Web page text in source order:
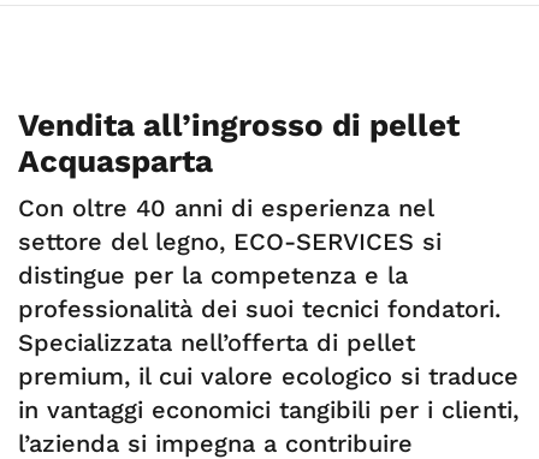
Vendita all’ingrosso di pellet
Acquasparta
Con oltre 40 anni di esperienza nel
settore del legno, ECO-SERVICES si
distingue per la competenza e la
professionalità dei suoi tecnici fondatori.
Specializzata nell’offerta di pellet
premium, il cui valore ecologico si traduce
in vantaggi economici tangibili per i clienti,
l’azienda si impegna a contribuire